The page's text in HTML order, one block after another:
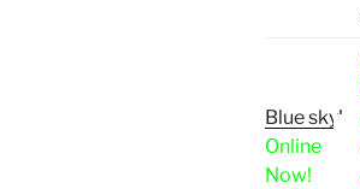
Blue sky!
Online
Now!